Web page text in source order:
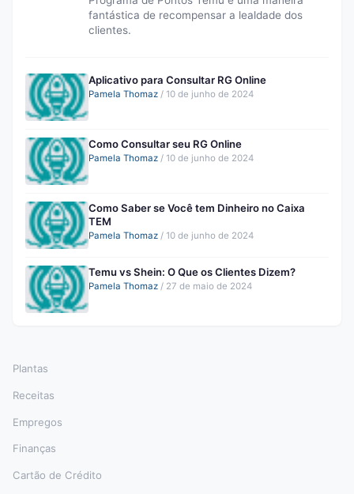
fantástica de recompensar a lealdade dos
clientes.
Aplicativo para Consultar RG Online
Pamela Thomaz / 10 de junho de 2024
Como Consultar seu RG Online
Pamela Thomaz / 10 de junho de 2024
Como Saber se Você tem Dinheiro no Caixa
TEM
Pamela Thomaz / 10 de junho de 2024
Temu vs Shein: O Que os Clientes Dizem?
Pamela Thomaz / 27 de maio de 2024
Plantas
Receitas
Empregos
Finanças
Cartão de Crédito